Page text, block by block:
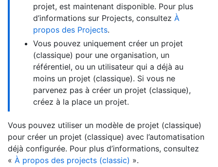
projet, est maintenant disponible. Pour plus
d’informations sur Projects, consultez À
propos des Projects.
Vous pouvez uniquement créer un projet
(classique) pour une organisation, un
référentiel, ou un utilisateur qui a déjà au
moins un projet (classique). Si vous ne
parvenez pas à créer un projet (classique),
créez à la place un projet.
Vous pouvez utiliser un modèle de projet (classique)
pour créer un projet (classique) avec l’automatisation
déjà configurée. Pour plus d’informations, consultez
« À propos des projects (classic) ».